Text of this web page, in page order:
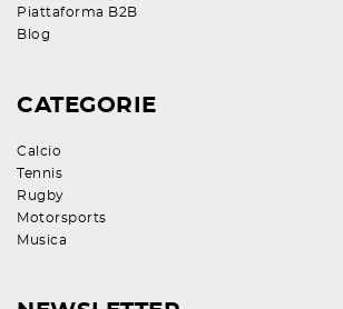
Piattaforma B2B
Blog
CATEGORIE
Calcio
Tennis
Rugby
Motorsports
Musica